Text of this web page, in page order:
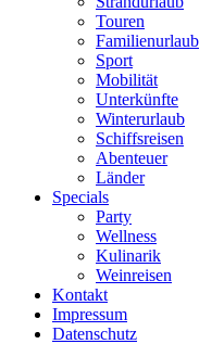
Touren
Familienurlaub
Sport
Mobilität
Unterkünfte
Winterurlaub
Schiffsreisen
Abenteuer
Länder
Specials
Party
Wellness
Kulinarik
Weinreisen
Kontakt
Impressum
Datenschutz